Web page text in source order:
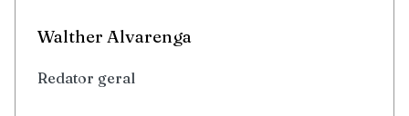
Walther Alvarenga
Redator geral